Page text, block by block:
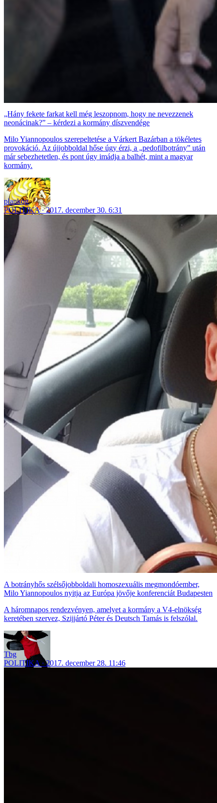
„Hány fekete farkat kell még leszopnom, hogy ne nevezzenek
neonácinak?” – kérdezi a kormány díszvendége
Milo Yiannopoulos szerepeltetése a Várkert Bazárban a tökéletes
provokáció. Az újjobboldal hőse úgy érzi, a „pedofilbotrány” után
már sebezhetetlen, és pont úgy imádja a balhét, mint a magyar
kormány.
plankog
POLITIKA
2017. december 30. 6:31
A botrányhős szélsőjobboldali homoszexuális megmondóember,
Milo Yiannopoulos nyitja az Európa jövője konferenciát Budapesten
A háromnapos rendezvényen, amelyet a kormány a V4-elnökség
keretében szervez, Szijjártó Péter és Deutsch Tamás is felszólal.
Tbg
POLITIKA
2017. december 28. 11:46